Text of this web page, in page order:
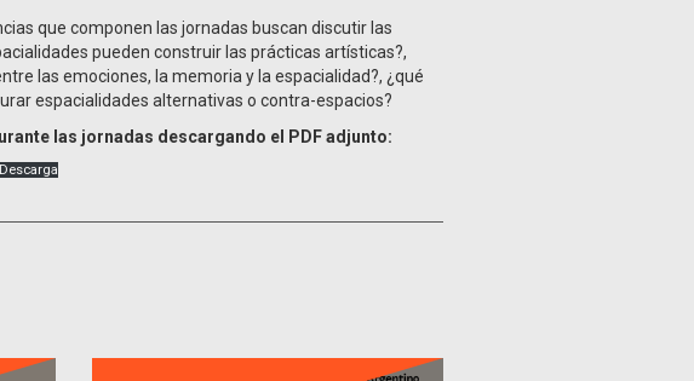
que componen las jornadas buscan discutir las
pueden construir las prácticas artísticas?,
las emociones, la memoria y la espacialidad?, ¿qué
espacialidades alternativas o contra-espacios?
las jornadas descargando el PDF adjunto:
Descarga